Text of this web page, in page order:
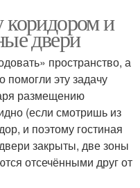
коридором и
двери
пространство, а
эту задачу
размещению
(если смотришь из
и поэтому гостиная
закрыты, две зоны
отсечёнными друг от